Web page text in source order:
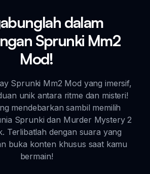
dalam
Sprunki Mm2
Mod!
Sprunki Mm2 Mod yang imersif,
unik antara ritme dan misteri!
mendebarkan sambil memilih
Sprunki dan Murder Mystery 2
Terlibatlah dengan suara yang
buka konten khusus saat kamu
bermain!